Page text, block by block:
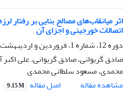
اثر میانقاب‌های مصالح بنایی بر رفتار
اتصالات خورجینی و اجزای آن
دوره 12، شماره 1، فروردین و اردیبهشت 1391
صادق گریوانی، صادق گریوانی، علی
محمدی، مسعود سلطانی محمدی
مشاهده مقاله
اصل مقاله 9.15 M